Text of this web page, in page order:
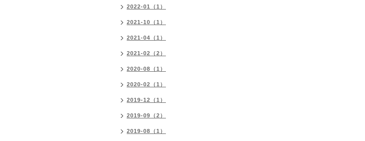
2022-01（1）
2021-10（1）
2021-04（1）
2021-02（2）
2020-08（1）
2020-02（1）
2019-12（1）
2019-09（2）
2019-08（1）